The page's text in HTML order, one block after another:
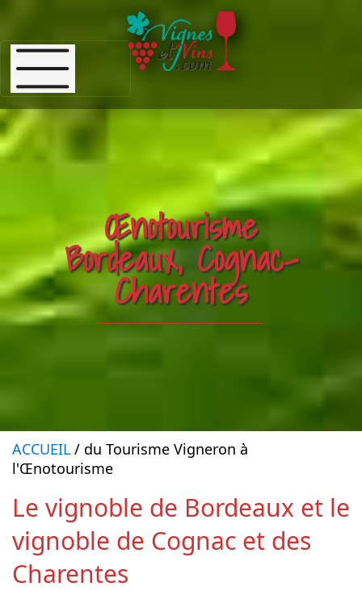
Œnotourisme
Bordeaux, Cognac-
Charentes
ACCUEIL / du Tourisme Vigneron à
l'Œnotourisme
Le vignoble de Bordeaux et le
vignoble de Cognac et des
Charentes